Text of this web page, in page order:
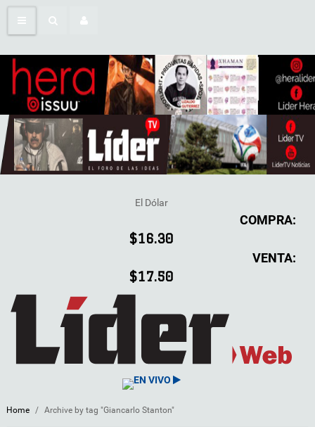
El Dólar
COMPRA:
$16.30
VENTA:
$17.50
EN VIVO
Home / Archive by tag "Giancarlo Stanton"